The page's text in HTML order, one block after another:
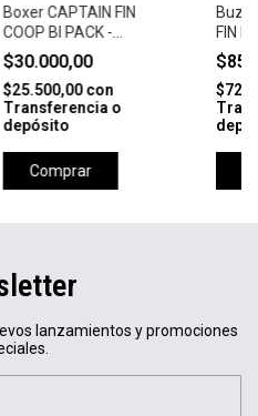
Boxer CAPTAIN FIN
COOP BI PACK -
NEGRO/GREEN
$30.000,00
$25.500,00con
Transferencia o
depósito
Comprar
Buzo
FIN
lanzamientos y promociones